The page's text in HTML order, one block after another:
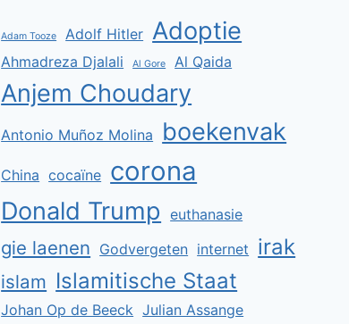
Adam Tooze Adolf Hitler Adoptie
Ahmadreza Djalali Al Gore Al Qaida
Anjem Choudary
Antonio Muñoz Molina boekenvak
China cocaïne corona
Donald Trump euthanasie
gie laenen Godvergeten internet irak
islam Islamitische Staat
Johan Op de Beeck Julian Assange